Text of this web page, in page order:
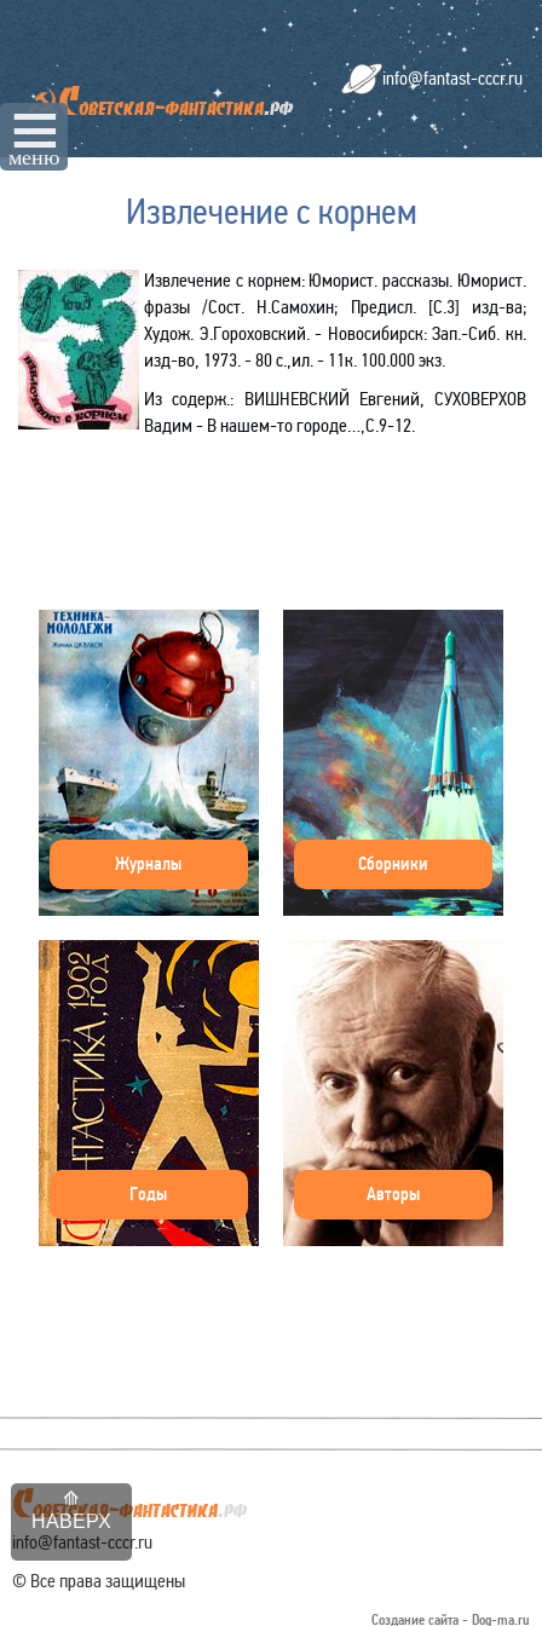
☰
меню
НАВЕРХ
info@fantast-cccr.ru
Извлечение с корнем
Извлечение с корнем: Юморист.рассказы. Юморист.
фразы /Сост. Н.Самохин; Предисл. [С.3] изд-ва;
Худож. Э.Гороховский. - Новосибирск: Зап.-Сиб. кн.
изд-во, 1973. - 80 с.,ил. - 11к. 100.000 экз.
Из содерж.: ВИШНЕВСКИЙ Евгений, СУХОВЕРХОВ
Вадим - В нашем-то городе…,С.9-12.
Журналы Сборники
Годы Авторы
info@fantast-cccr.ru
© Все права защищены
Создание сайта - Dog-ma.ru